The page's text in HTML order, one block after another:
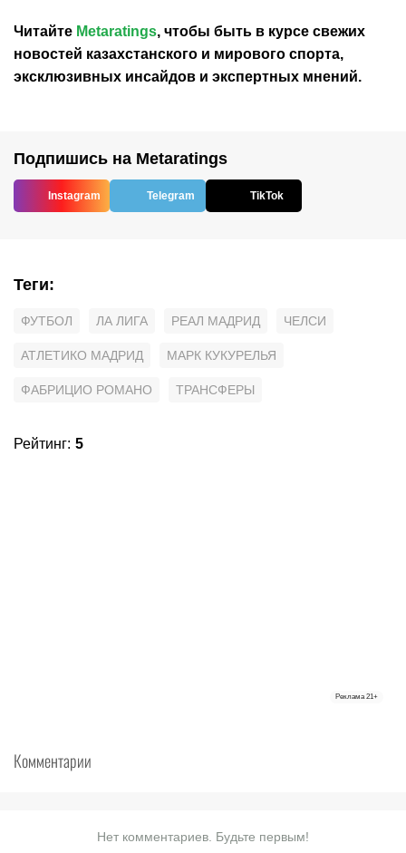
Читайте Metaratings, чтобы быть в курсе свежих
новостей казахстанского и мирового спорта,
эксклюзивных инсайдов и экспертных мнений.
Подпишись на Metaratings
Instagram Telegram TikTok
Теги:
ФУТБОЛ ЛА ЛИГА РЕАЛ МАДРИД ЧЕЛСИ
АТЛЕТИКО МАДРИД МАРК КУКУРЕЛЬЯ
ФАБРИЦИО РОМАНО ТРАНСФЕРЫ
Рейтинг: 5
Реклама 21+
Комментарии
Нет комментариев. Будьте первым!